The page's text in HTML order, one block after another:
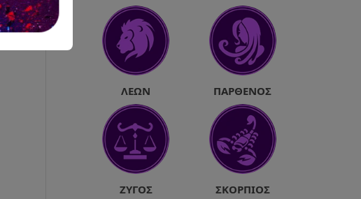
ΛΈΩΝ ΠΑΡΘΈΝΟΣ
ΖΥΓΌΣ ΣΚΟΡΠΙΌΣ